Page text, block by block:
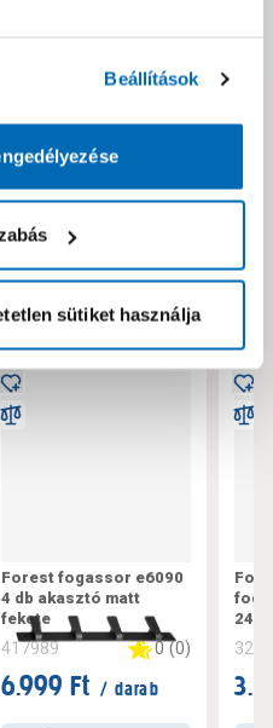
Beállítások
sütiket használja
vagy a termék leírásában?
nekünk!
Forest fogassor e6090
4 db akasztó matt
fekete
417989 0 (0)
6.999 Ft / darab
240